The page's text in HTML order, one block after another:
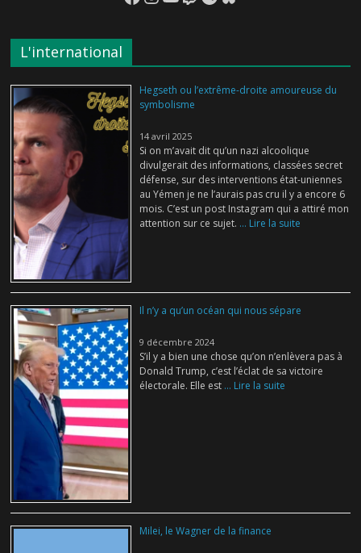
L'international
Hegseth ou l’extrême-droite amoureuse du
symbolisme
14 avril 2025
Si on m’avait dit qu’un nazi alcoolique
divulgerait des informations, classées secret
défense, sur des interventions état-uniennes
au Yémen je ne l’aurais pas cru il y a encore 6
mois. C’est un post Instagram qui a attiré mon
attention sur ce sujet. ... Lire la suite
Il n’y a qu’un océan qui nous sépare
9 décembre 2024
S’il y a bien une chose qu’on n’enlèvera pas à
Donald Trump, c’est l’éclat de sa victoire
électorale. Elle est ... Lire la suite
Milei, le Wagner de la finance